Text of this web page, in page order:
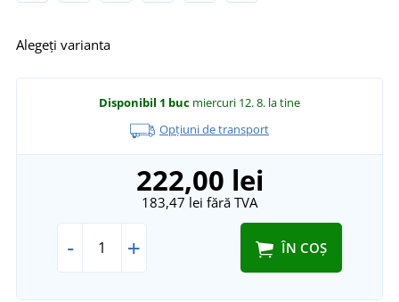
Alegeți varianta
Disponibil 1 buc miercuri 12. 8. la tine
Opțiuni de transport
222,00 lei
183,47 lei fără TVA
- + ÎN COȘ